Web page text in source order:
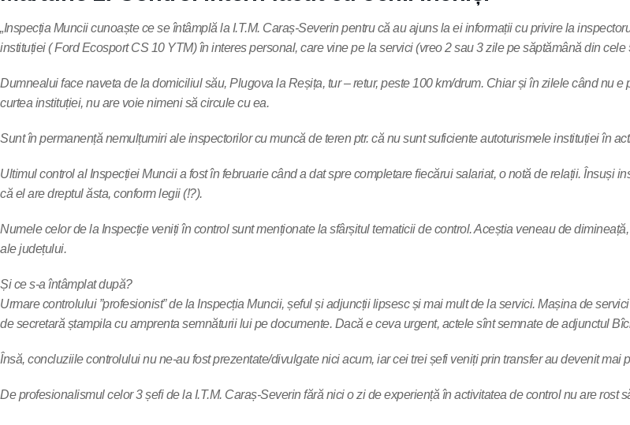
„Inspecția Muncii cunoaște ce se întâmplă la I.T.M. Caraș-Severin pentru că au ajuns la ei informații cu privire la
instituției ( Ford Ecosport CS 10 YTM) în interes personal, care vine pe la servici (vreo 2 sau 3 zile pe săptămână din cele
Dumnealui face naveta de la domiciliul său, Plugova la Reșița, tur – retur, peste 100 km/drum. Chiar și în zilele când nu
curtea instituției, nu are voie nimeni să circule cu ea.
Sunt în permanență nemulțumiri ale inspectorilor cu muncă de teren ptr. că nu sunt suficiente autoturismele instituției în
Ultimul control al Inspecției Muncii a fost în februarie când a dat spre completare fiecărui salariat, o notă de relații. Însuși
că el are dreptul ăsta, conform legii (!?).
Numele celor de la Inspecție veniți în control sunt menționate la sfârșitul tematicii de control. Aceștia veneau de
ale județului.
Și ce s-a întâmplat după?
Urmare controlului ”profesionist” de la Inspecția Muncii, șeful și adjuncții lipsesc și mai mult de la servici. Mașina de
de secretară ștampila cu amprenta semnăturii lui pe documente. Dacă e ceva urgent, actele sînt semnate de adjunctul
Însă, concluziile controlului nu ne-au fost prezentate/divulgate nici acum, iar cei trei șefi veniți prin transfer au devenit mai
De profesionalismul celor 3 șefi de la I.T.M. Caraș-Severin fără nici o zi de experiență în activitatea de control nu are rost